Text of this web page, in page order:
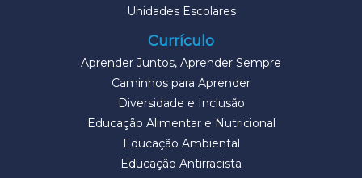
Unidades Escolares
Currículo
Aprender Juntos, Aprender Sempre
Caminhos para Aprender
Diversidade e Inclusão
Educação Alimentar e Nutricional
Educação Ambiental
Educação Antirracista